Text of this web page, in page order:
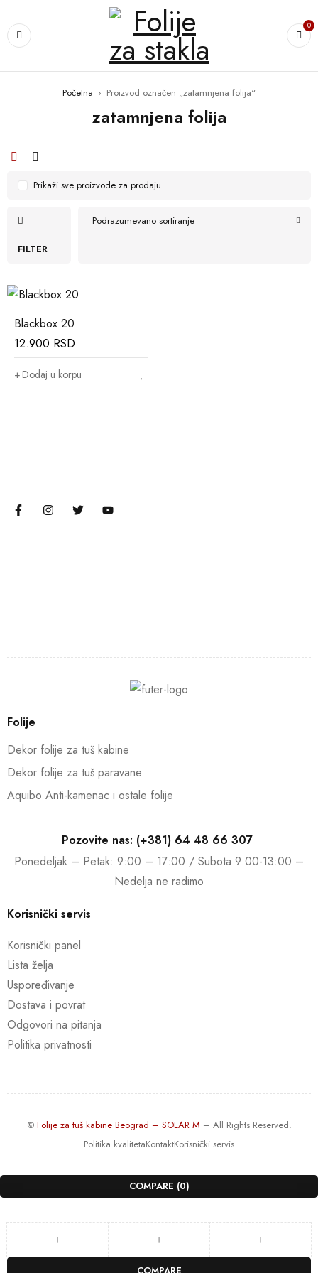
0
Početna › Proizvod označen „zatamnjena folija“
zatamnjena folija
FILTER
Podrazumevano sortiranje
Prikaži sve proizvode za prodaju
Blackbox 20
12.900 RSD
Dodaj u korpu
Folije
Dekor folije za tuš kabine
Dekor folije za tuš paravane
Aquibo Anti-kamenac i ostale folije
Pozovite nas: (+381) 64 48 66 307
Ponedeljak – Petak: 9:00 – 17:00 / Subota 9:00-13:00 –
Nedelja ne radimo
Korisnički servis
Korisnički panel
Lista želja
Uspoređivanje
Dostava i povrat
Odgovori na pitanja
Politika privatnosti
© Folije za tuš kabine Beograd – SOLAR M – All Rights Reserved.
Politika kvalitetaKontaktKorisnički servis
COMPARE (0)